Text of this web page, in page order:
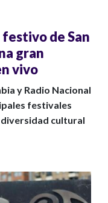
de San
gran
vivo
y Radio Nacional
festivales
cultural